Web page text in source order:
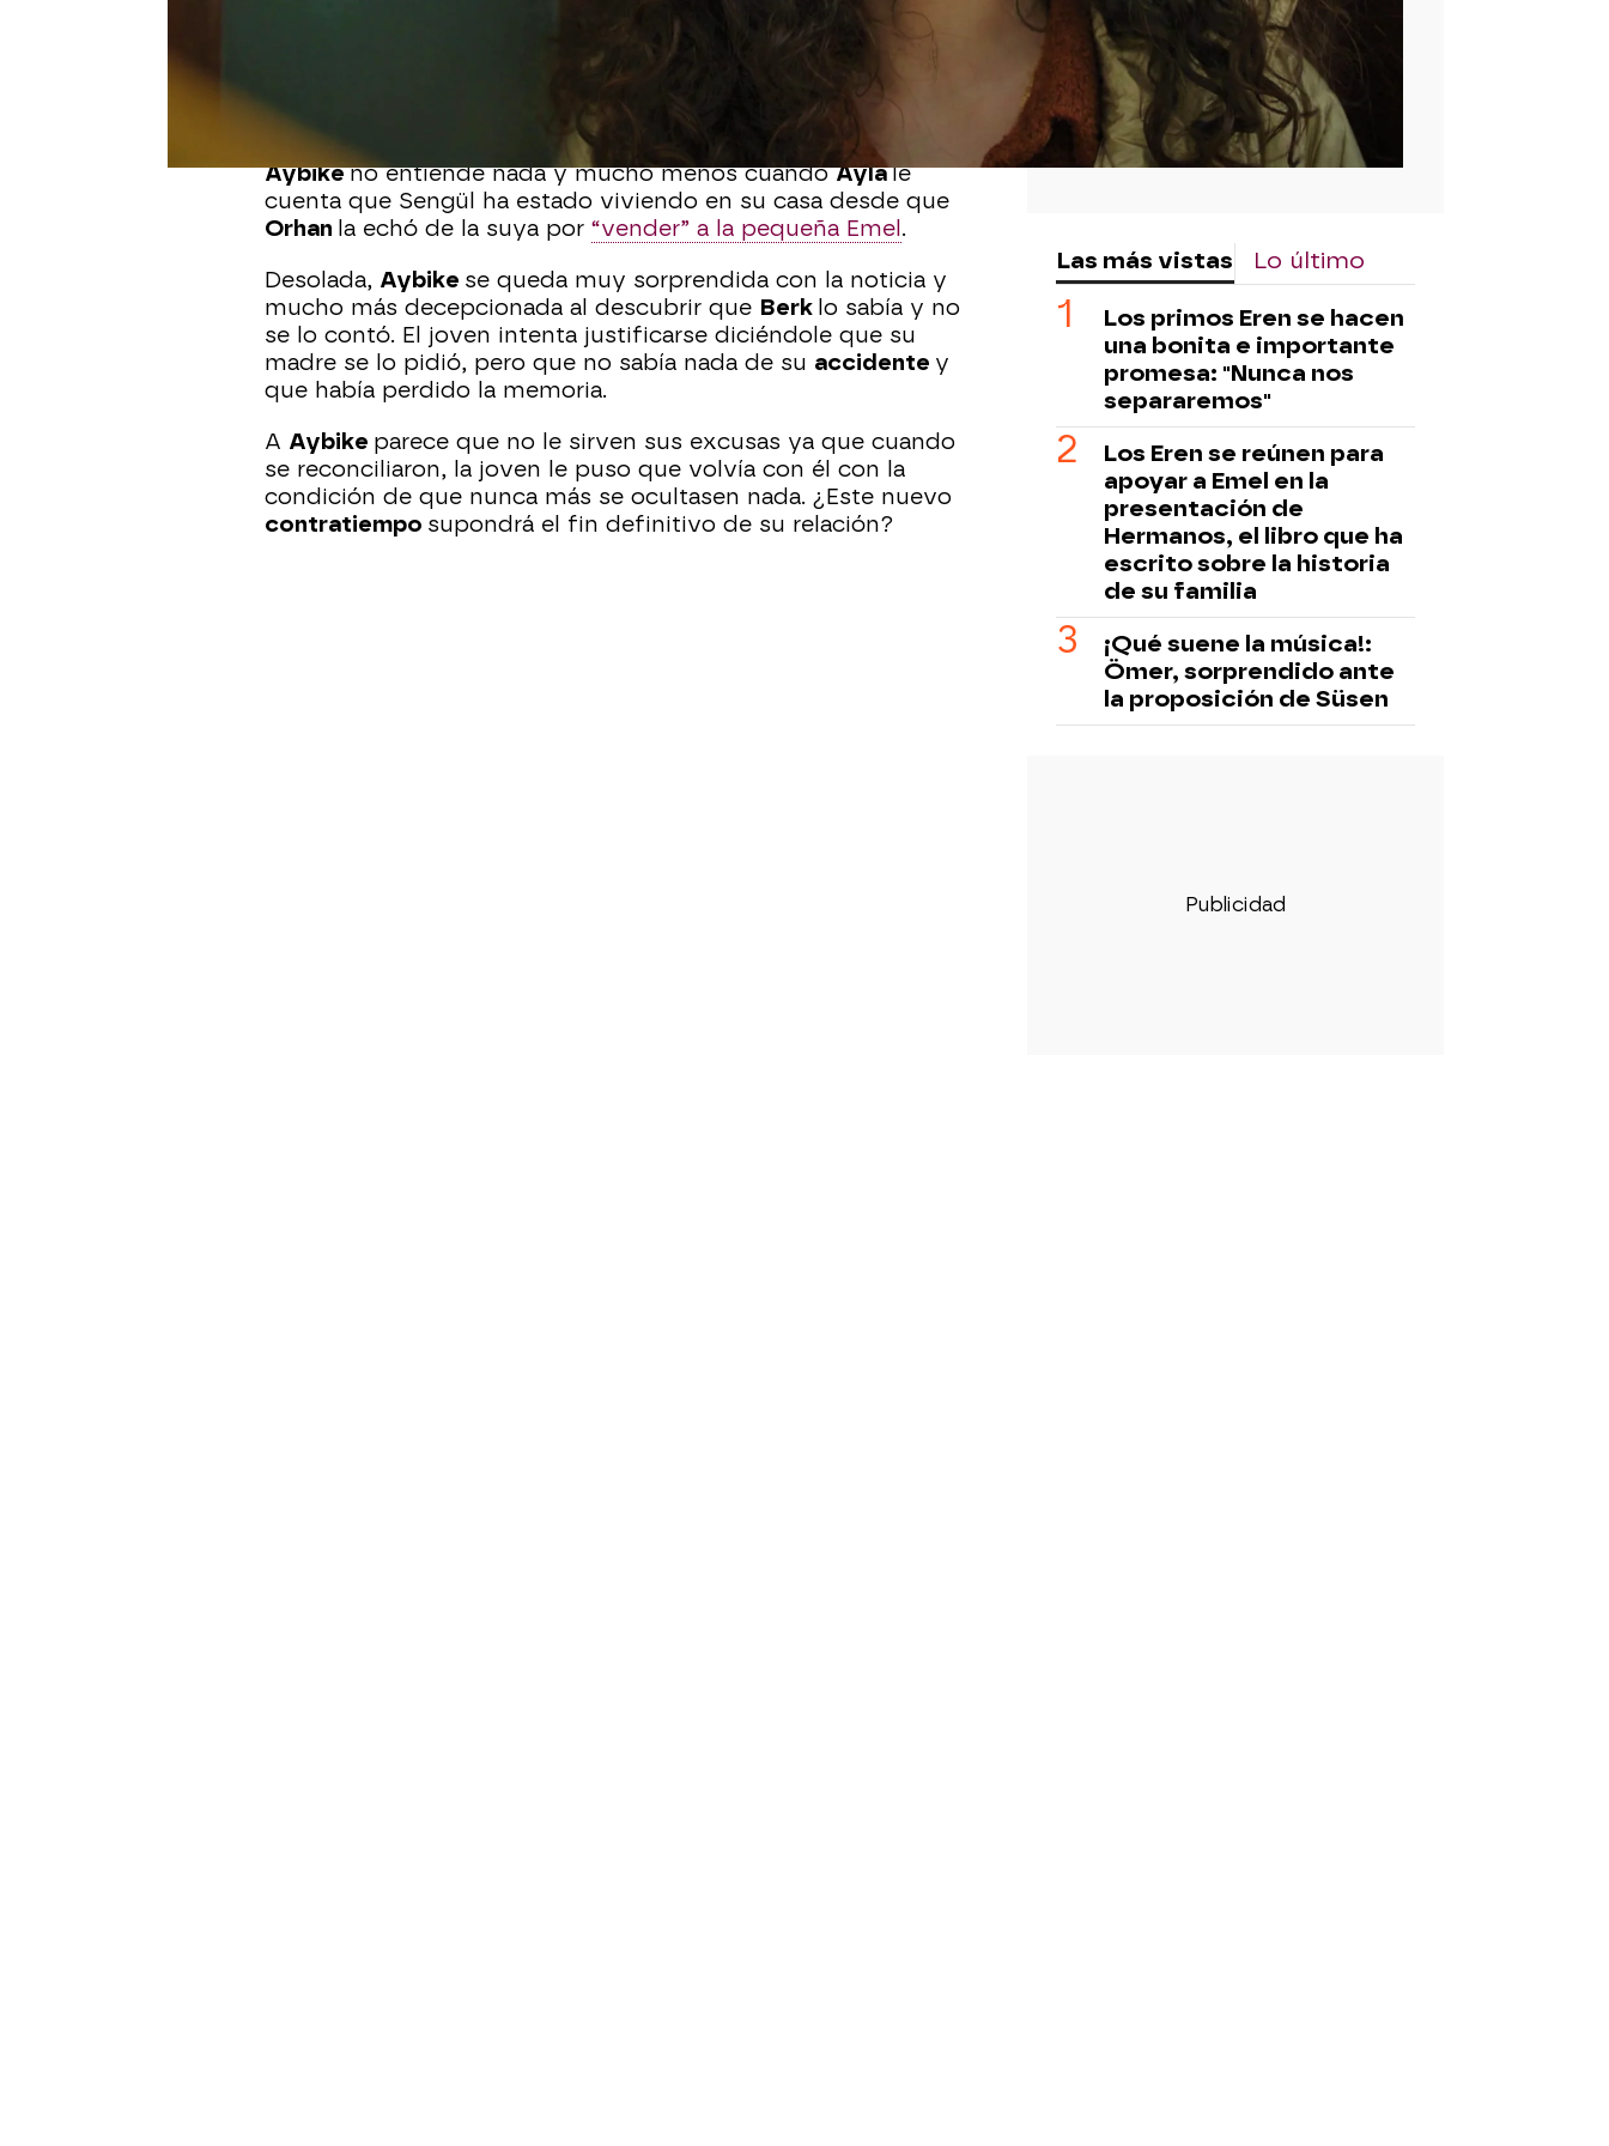
ha aceptado ir a limpiar a una de las casas en
antes del accidente y resulta que esa
¡la casa de Berk!
¡No podía imaginarse
que
el nuevo trabajo de su madre era en casa de Ayla
Aybikeno entiende nada y mucho menos cuandoAylale
cuenta que Sengül ha estado viviendo en su casa desde que
Orhan la echó de la suya por “vender” a la pequeña Emel .
Desolada, Aybike se queda muy sorprendida con la noticia y
mucho más decepcionada al descubrir que Berk lo sabía y no
se lo contó. El joven intenta justificarse diciéndole que su
madre se lo pidió, pero que no sabía nada de su accidente y
que había perdido la memoria.
A Aybike parece que no le sirven sus excusas ya que cuando
se reconciliaron, la joven le puso que volvía con él con la
condición de que nunca más se ocultasen nada. ¿Este nuevo
contratiempo supondrá el fin definitivo de su relación?
Las más vistas Lo último
Los primos Eren se hacen
una bonita e importante
promesa: "Nunca nos
separaremos"
Los Eren se reúnen para
apoyar a Emel en la
presentación de
Hermanos, el libro que ha
escrito sobre la historia
de su familia
¡Qué suene la música!:
Ömer, sorprendido ante
la proposición de Süsen